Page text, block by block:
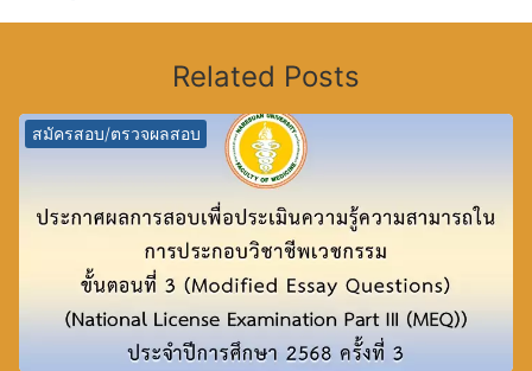
Related Posts
สมัครสอบ/ตรวจผลสอบ